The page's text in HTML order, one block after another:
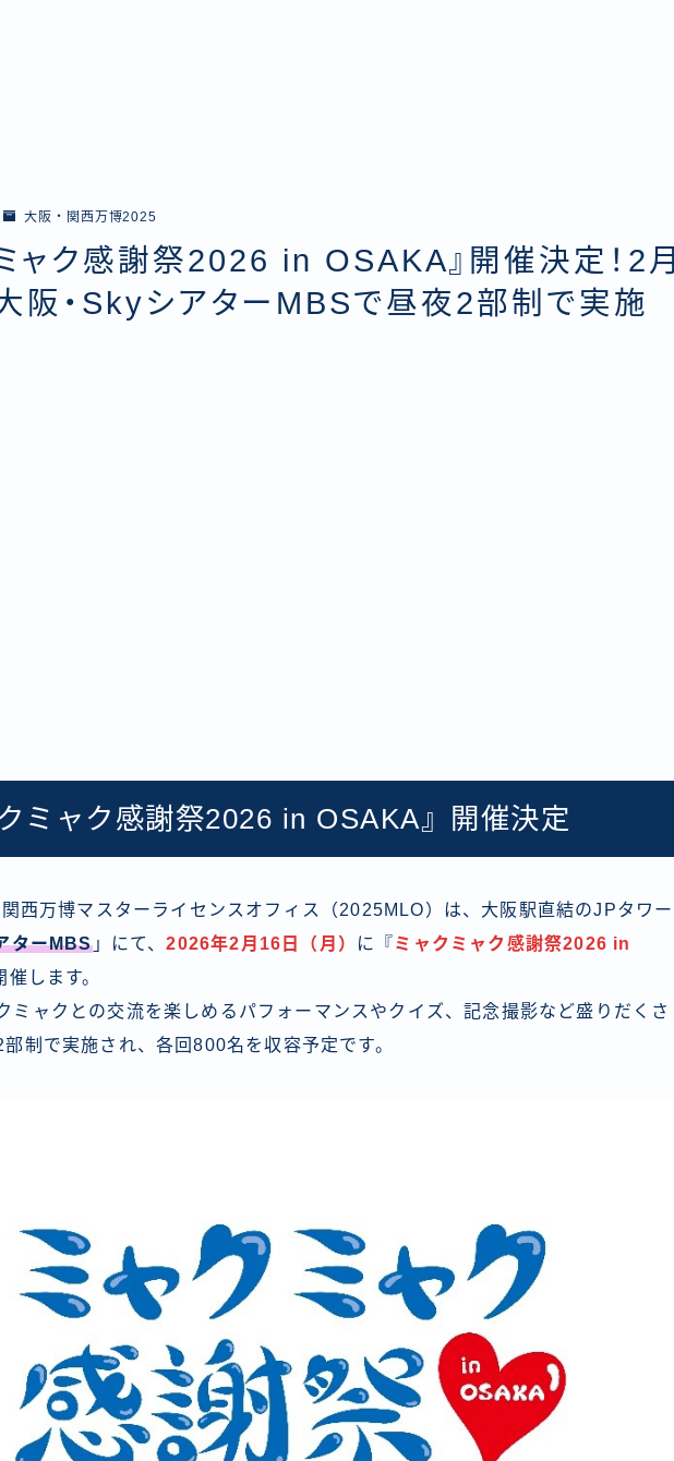
大阪・関西万博2025
ミャク感謝祭2026 in OSAKA』開催決定！2月
阪・SkyシアターMBSで昼夜2部制で実施
クミャク感謝祭2026 in OSAKA』開催決定
西万博マスターライセンスオフィス（2025MLO）は、大阪駅直結のJPタワー
ターMBS」にて、2026年2月16日（月） に『ミャクミャク感謝祭2026 in
催します。
ャクとの交流を楽しめるパフォーマンスやクイズ、記念撮影など盛りだくさ
制で実施され、各回800名を収容予定です。